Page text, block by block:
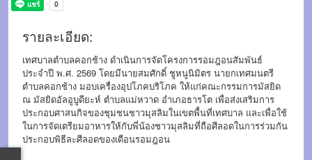
รายละเอียด:
เทศบาลตำบลคอกช้าง ดำเนินการจัดโครงการรอมฎอนสัมพันธ์
ประจำปี พ.ศ. 2569 โดยมีนายสมศักดิ์ ชูหนูนิมิตร นายกเทศมนตรี
ตำบลคอกช้าง มอบเครื่องอุปโภคบริโภค ให้แก่คณะกรรมการมัสยิด
ณ มัสยิดอัลอูบูดียะห์ ตำบลแม่หวาด อำเภอธารโต เพื่อส่งเสริมการ
ประกอบศาสนกิจของชุมชนชาวมุสลิมในเขตพื้นที่เทศบาล และเพื่อใช้
ในการจัดเตรียมอาหารให้กับพี่น้องชาวมุสลิมที่ถือศีลอดในการร่วมกัน
ประกอบพิธีละศีลอดของเดือนรอมฎอน